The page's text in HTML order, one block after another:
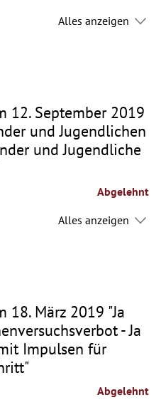
Alles anzeigen
12. September 2019
und Jugendlichen
und Jugendliche
Abgelehnt
Alles anzeigen
März 2019 "Ja
- Ja
Impulsen für
Abgelehnt